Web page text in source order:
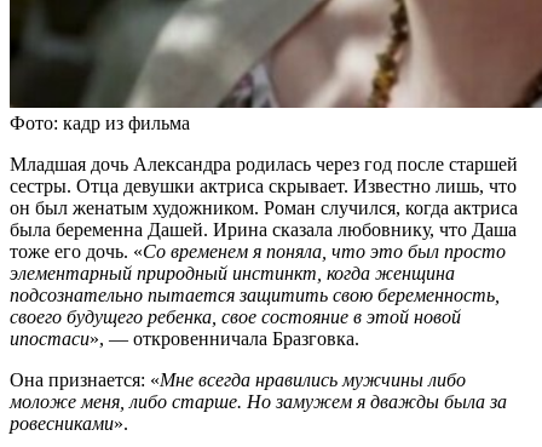
Фото: кадр из фильма
Младшая дочь Александра родилась через год после старшей
сестры. Отца девушки актриса скрывает. Известно лишь, что
он был женатым художником. Роман случился, когда актриса
была беременна Дашей. Ирина сказала любовнику, что Даша
тоже его дочь. «Со временем я поняла, что это был просто
элементарный природный инстинкт, когда женщина
подсознательно пытается защитить свою беременность,
своего будущего ребенка, свое состояние в этой новой
ипостаси», — откровенничала Бразговка.
Она признается: «Мне всегда нравились мужчины либо
моложе меня, либо старше. Но замужем я дважды была за
ровесниками».